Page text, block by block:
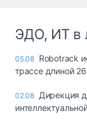
ЭДО, ИТ в
05.08 Robotrack
трассе длиной
02.08 Дирекция